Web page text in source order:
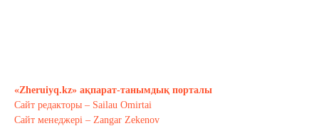
Тағы оқу
«Zheruiyq.kz» ақпарат-танымдық порталы
Сайт редакторы – Sailau Omirtai
Сайт менеджері – Zangar Zekenov